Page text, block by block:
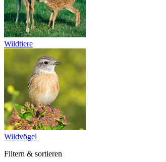
Wildtiere
Wildvögel
Filtern & sortieren